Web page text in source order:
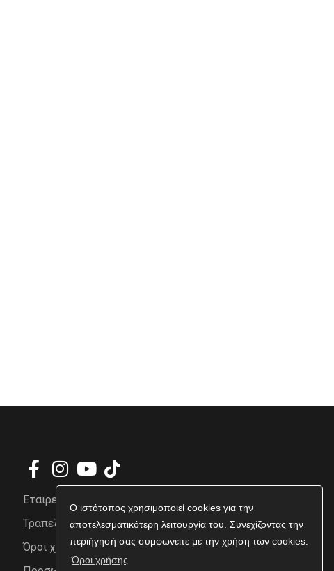
Ο ιστότοπος χρησιμοποιεί cookies για την
αποτελεσματικότερη λειτουργία του. Συνεχίζοντας την
περιήγησή σας συμφωνείτε με την χρήση των cookies.
Όροι χρήσης
Εταιρεία
Τραπεζικοί Λογαριασμοί
Όροι χρήσης